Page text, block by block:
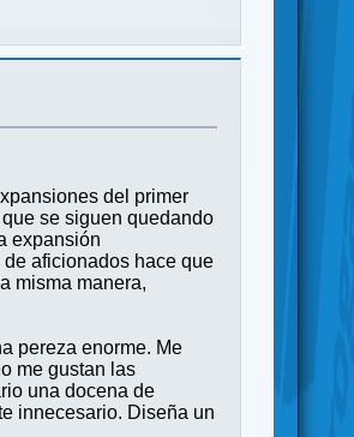
del primer
se siguen quedando
expansión
aficionados hace que
misma manera,
pereza enorme. Me
me gustan las
una docena de
innecesario. Diseña un